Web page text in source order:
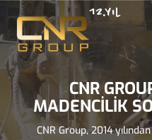
12.Yıl
CNR
MADENCİLİK
CNR Group, 2014